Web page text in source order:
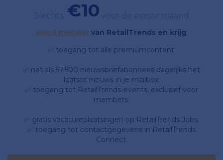
€10
Word member van RetailTrends en krijg;
✅ toegang tot alle premiumcontent;
✅ net als 57.500 nieuwsbriefabonnees dagelijks het
laatste nieuws in je mailbox;
✅ toegang tot RetailTrends-events, exclusief voor
members.
✅ gratis vacatureplaatsingen op RetailTrends Jobs;
✅ toegang tot contactgegevens in RetailTrends
Connect.